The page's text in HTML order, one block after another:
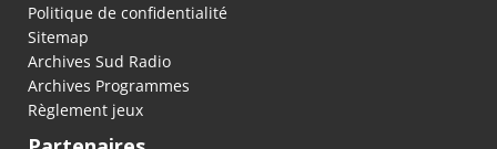
Politique de confidentialité
Sitemap
Archives Sud Radio
Archives Programmes
Règlement jeux